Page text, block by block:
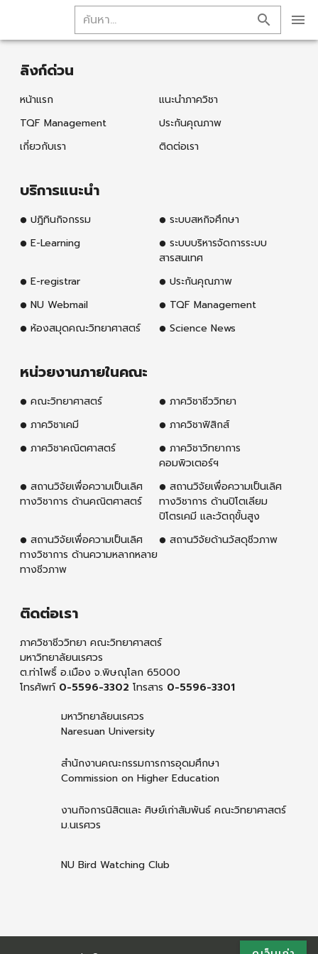
ลิงก์ด่วน
หน้าแรก
แนะนำภาควิชา
TQF Management
ประกันคุณภาพ
เกี่ยวกับเรา
ติดต่อเรา
บริการแนะนำ
ปฎิทินกิจกรรม
ระบบสหกิจศึกษา
E-Learning
ระบบบริหารจัดการระบบ
สารสนเทศ
E-registrar
ประกันคุณภาพ
NU Webmail
TQF Management
ห้องสมุดคณะวิทยาศาสตร์
Science News
หน่วยงานภายในคณะ
คณะวิทยาศาสตร์
ภาควิชาชีววิทยา
ภาควิชาเคมี
ภาควิชาฟิสิกส์
ภาควิชาคณิตศาสตร์
ภาควิชาวิทยาการ
คอมพิวเตอร์ฯ
สถานวิจัยเพื่อความเป็นเลิศ
ทางวิชาการ ด้านคณิตศาสตร์
สถานวิจัยเพื่อความเป็นเลิศ
ทางวิชาการ ด้านปิโตเลียม
ปิโตรเคมี และวัตถุขั้นสูง
สถานวิจัยเพื่อความเป็นเลิศ
ทางวิชาการ ด้านความหลากหลาย
ทางชีวภาพ
สถานวิจัยด้านวัสดุชีวภาพ
ติดต่อเรา
ภาควิชาชีววิทยา คณะวิทยาศาสตร์
มหาวิทยาลัยนเรศวร
ต.ท่าโพธิ์ อ.เมือง จ.พิษณุโลก 65000
โทรศัพท์ 0-5596-3302 โทรสาร 0-5596-3301
มหาวิทยาลัยนเรศวร
Naresuan University
สำนักงานคณะกรรมการการอุดมศึกษา
Commission on Higher Education
งานกิจการนิสิตและ ศิษย์เก่าสัมพันธ์ คณะวิทยาศาสตร์
ม.นเรศวร
NU Bird Watching Club